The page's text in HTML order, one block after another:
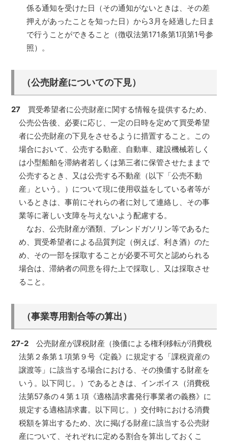
係る通知を受けた日（その通知がないときは、その差
押えがあったことを知った日）から3月を経過した日ま
で行うことができること（徴収法第171条第1項第1号参
照）。
（公売財産についての下見）
27 買受希望者に公売財産に関する情報を提供するため、
公売公告後、必要に応じ、一定の日時を定めて買受希望
者に公売財産の下見をさせるように措置すること。この
場合において、公売する動産、自動車、建設機械若しく
は小型船舶を滞納者若しくは第三者に保管させたままで
公売するとき、又は公売する不動産（以下「公売不動
産」という。）について現に使用収益をしている者等が
いるときは、事前にそれらの者に対して連絡し、その事
業等に著しい支障を与えないよう配慮する。
なお、公売財産が酒類、ブレンドガソリン等であるた
め、買受希望者による品質判定（例えば、利き酒）のた
め、その一部を採取することが必要不可欠と認められる
場合は、滞納者の同意を得た上で採取し、又は採取させ
ること。
（事業専用割合等の算出）
27-2 公売財産が課税財産（換価による権利移転が消費税
法第２条第１項第９号《定義》に規定する「課税資産の
譲渡等」に該当する場合における、その換価する財産を
いう。以下同じ。）であるときは、インボイス（消費税
法第57条の４第１項《適格請求書発行事業者の義務》に
規定する適格請求書。以下同じ。）交付時における消費
税額を算出するため、次に掲げる財産に該当する公売財
産について、それぞれに定める割合を算出しておくこ